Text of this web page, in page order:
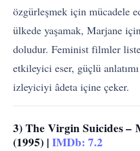
özgürleşmek için mücadele
ülkede yaşamak, Marjane
doludur. Feminist filmler
etkileyici eser, güçlü
izleyiciyi âdeta içine çeker.
3) The Virgin Suicides –
(1995) |IMDb: 7.2